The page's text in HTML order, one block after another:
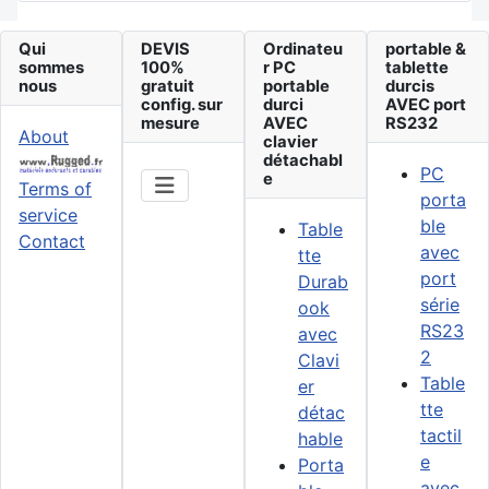
Qui
sommes
nous
About
Terms of
service
Contact
DEVIS
100%
gratuit
config. sur
mesure
Ordinateu
r PC
portable
durci
AVEC
clavier
détachabl
e
Table
tte
Durab
ook
avec
Clavi
er
détac
hable
Porta
portable &
tablette
durcis
AVEC port
RS232
PC
porta
ble
avec
port
série
RS23
2
Table
tte
tactil
e